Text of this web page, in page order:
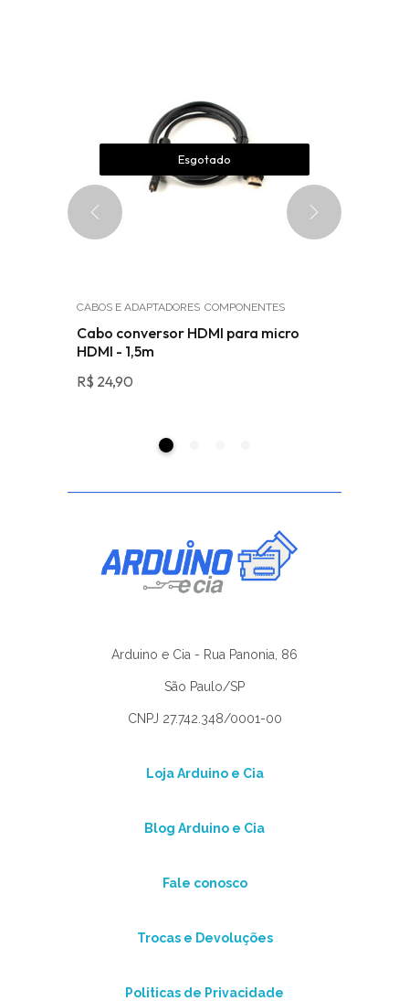
Esgotado
CABOS E ADAPTADORES COMPONENTES
Cabo conversor HDMI para micro
HDMI - 1,5m
R$ 24,90
Arduino e Cia - Rua Panonia, 86
São Paulo/SP
CNPJ 27.742.348/0001-00
Loja Arduino e Cia
Blog Arduino e Cia
Fale conosco
Trocas e Devoluções
Politicas de Privacidade